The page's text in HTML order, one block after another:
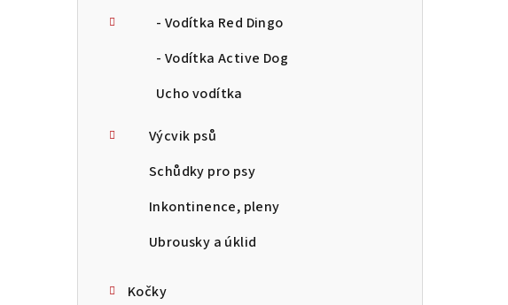
- Vodítka Red Dingo
- Vodítka Active Dog
Ucho vodítka
Výcvik psů
Schůdky pro psy
Inkontinence, pleny
Ubrousky a úklid
Kočky